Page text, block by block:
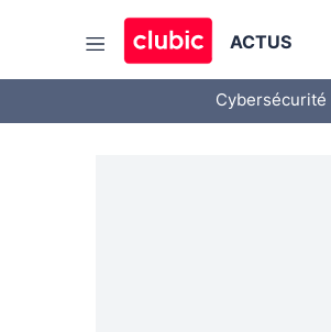
ACTUS
Cybersécurité